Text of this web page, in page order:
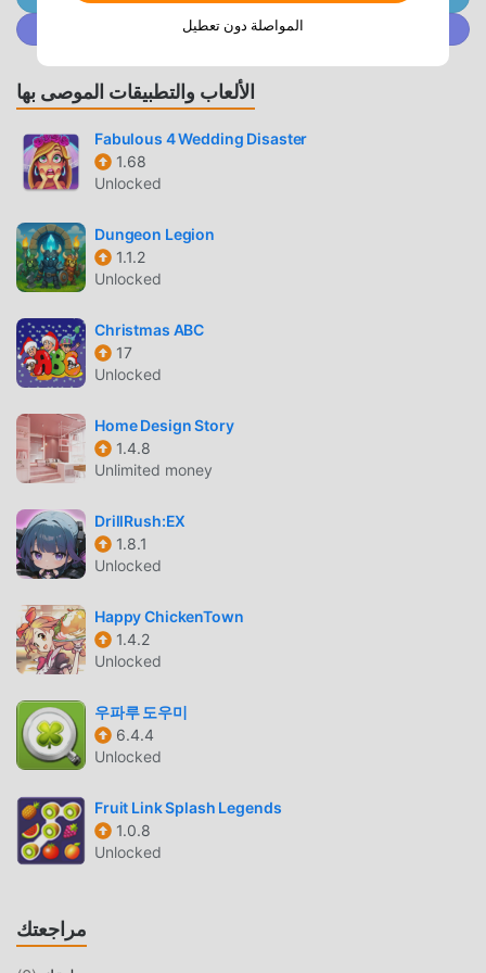
تنزيل وتثبيت Lily Diary 1.8.0 بنقرة واحدة. ماذا تنتظر ، قم بتنزيل
Lily Diary باعتبارها لعبة شائعة casual ، ساعدته طريقة اللعب
الفريدة في كسب عدد كبير من المعجبين حول العالم. على عكس
الألعاب التقليدية casual ، في Lily Diary ، ما عليك سوى متابعة
البرنامج التعليمي للمبتدئين ، بحيث يمكنك بسهولة بدء اللعبة بأكملها
والاستمتاع بالبهجة التي توفرها فئة الألعاب الكلاسيكية casual
الألعاب Lily Diary 1.8.0. في الوقت نفسه ، قامت moddroid ببناء
منصة خاصة لعشاق الألعاب casual ، مما يتيح لك التواصل
والمشاركة مع جميع عشاق الألعاب casual من جميع أنحاء العالم ،
مثل الألعاب التقليدية casual ، تتميز Lily Diary بأسلوب فني فريد ،
كما أن رسوماتها وخرائطها وشخصياتها عالية الجودة تجعل Lily
Diary جذبت الكثير من casual معجبين ، وبالمقارنة مع فئة الألعاب
وأجرى ترقيات جريئة. مع المزيد من التكنولوجيا المتقدمة ، تم تحسين
تجربة الشاشة للعبة بشكل كبير. مع الاحتفاظ بالنمط الأصلي casual
، فإن الحد الأقصى يعزز التجربة الحسية للمستخدم ، وهناك العديد
من الأنواع المختلفة من الهواتف المحمولة apk ذات القدرة على
التكيف الممتازة ، مما يضمن أن جميع عشاق اللعبة casual يمكنهم
تتطلب اللعبة التقليدية casual من المستخدمين قضاء الكثير من
الوقت لتجميع ثروتهم / قدرتهم / مهاراتهم في اللعبة ، وهي ميزة
يجعل الناس يشعرون بالتعب ، ولكن الآن ، أدى ظهور التعديلات إلى
إعادة كتابة هذا الموقف. هنا ، لا تحتاج إلى إنفاق معظم طاقتك
الألعاب والتطبيقات الموصى بها
Fabulous 4 Wedding Disaster
1.68
Unlocked
Dungeon Legion
1.1.2
Unlocked
Christmas ABC
17
Unlocked
Home Design Story
1.4.8
Unlimited money
DrillRush:EX
1.8.1
Unlocked
Happy ChickenTown
1.4.2
Unlocked
우파루 도우미
6.4.4
Unlocked
Fruit Link Splash Legends
1.0.8
Unlocked
مراجعتك
المواصلة دون تعطيل